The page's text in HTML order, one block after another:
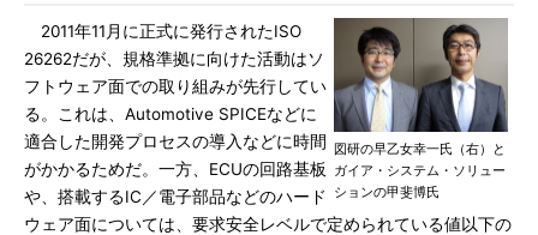
図研の早乙女幸一氏（右）と
ガイア・システム・ソリュー
ションの甲斐博氏
2011年11月に正式に発行されたISO
26262だが、規格準拠に向けた活動はソ
フトウェア面での取り組みが先行してい
る。これは、Automotive SPICEなどに
適合した開発プロセスの導入などに時間
がかかるためだ。一方、ECUの回路基板
や、搭載するIC／電子部品などのハード
ウェア面については、要求安全レベルで定められている値以下の